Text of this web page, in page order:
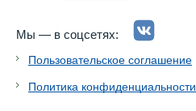
Мы — в соцсетях:
Пользовательское соглашение
Политика конфиденциальности